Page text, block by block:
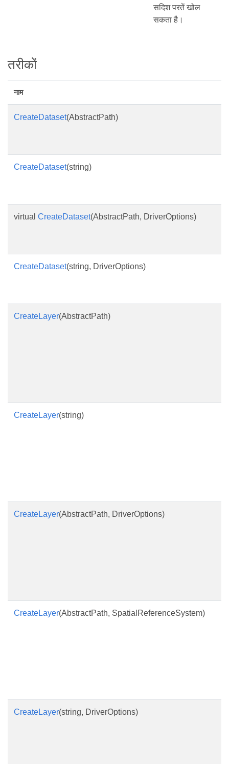
सदिश परतें खोल
सकता है।
तरीकों
नाम
CreateDataset(AbstractPath)
CreateDataset(string)
virtual CreateDataset(AbstractPath, DriverOptions)
CreateDataset(string, DriverOptions)
CreateLayer(AbstractPath)
CreateLayer(string)
CreateLayer(AbstractPath, DriverOptions)
CreateLayer(AbstractPath, SpatialReferenceSystem)
CreateLayer(string, DriverOptions)